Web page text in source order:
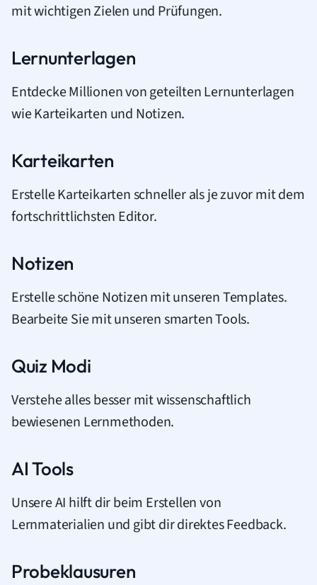
mit wichtigen Zielen und Prüfungen.
Lernunterlagen
Entdecke Millionen von geteilten Lernunterlagen
wie Karteikarten und Notizen.
Karteikarten
Erstelle Karteikarten schneller als je zuvor mit dem
fortschrittlichsten Editor.
Notizen
Erstelle schöne Notizen mit unseren Templates.
Bearbeite Sie mit unseren smarten Tools.
Quiz Modi
Verstehe alles besser mit wissenschaftlich
bewiesenen Lernmethoden.
AI Tools
Unsere AI hilft dir beim Erstellen von
Lernmaterialien und gibt dir direktes Feedback.
Probeklausuren